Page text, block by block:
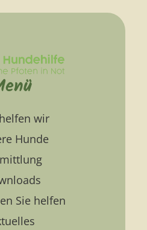
wir
Hunde
Sie helfen